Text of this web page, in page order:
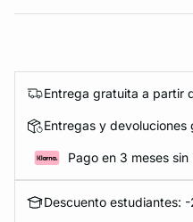
Entrega gratuita a partir
Entregas y devoluciones
Pago en 3 meses sin
Descuento estudiantes: